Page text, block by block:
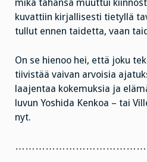
mikä tahansa muuttui
kuvattiin kirjallisesti tietyllä
tullut ennen taidetta, vaan
On se hienoo hei, että joku
tiivistää vaivan arvoisia
laajentaa kokemuksia ja
luvun Yoshida Kenkoa – tai
nyt.